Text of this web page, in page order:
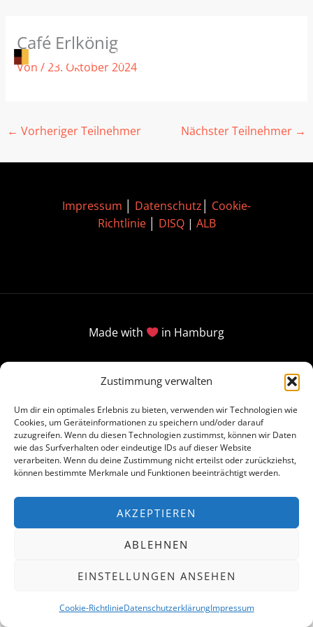
Zustimmung verwalten
Um dir ein optimales Erlebnis zu bieten, verwenden wir Technologien wie
Cookies, um Geräteinformationen zu speichern und/oder darauf
zuzugreifen. Wenn du diesen Technologien zustimmst, können wir Daten
wie das Surfverhalten oder eindeutige IDs auf dieser Website
verarbeiten. Wenn du deine Zustimmung nicht erteilst oder zurückziehst,
können bestimmte Merkmale und Funktionen beeinträchtigt werden.
AKZEPTIEREN
ABLEHNEN
EINSTELLUNGEN ANSEHEN
Cookie-RichtlinieDatenschutzerklärungImpressum
Inhalt
springen
Café Erlkönig
Von /23. Oktober 2024
← Vorheriger Teilnehmer Nächster Teilnehmer →
Impressum Datenschutz
Cookie-
Richtlinie│ DISQ| ALB
Made with in Hamburg